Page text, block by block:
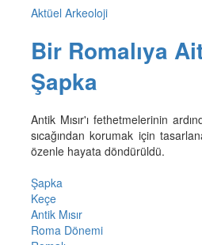
Aktüel Arkeoloji
Bir Romalıya
Şapka
Antik Mısır'ı fethetmelerinin
sıcağından korumak için
özenle hayata döndürüldü.
Şapka
Keçe
Antik Mısır
Roma Dönemi